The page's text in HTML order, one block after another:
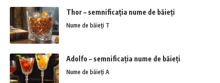
Thor – semnificația nume de băieți
Nume de băieți T
Adolfo – semnificația nume de băieți
Nume de băieți A